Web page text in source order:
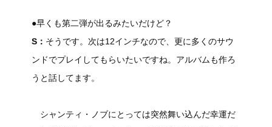
●早くも第二弾が出るみたいだけど？
S： そうです。次は12インチなので、更に多くのサウ
ンドでプレイしてもらいたいですね。アルバムも作ろ
うと話してます。
シャンティ・ノブにとっては突然舞い込んだ幸運だ